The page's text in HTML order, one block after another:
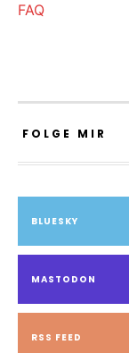
FAQ
FOLGE MIR
BLUESKY
MASTODON
RSS FEED